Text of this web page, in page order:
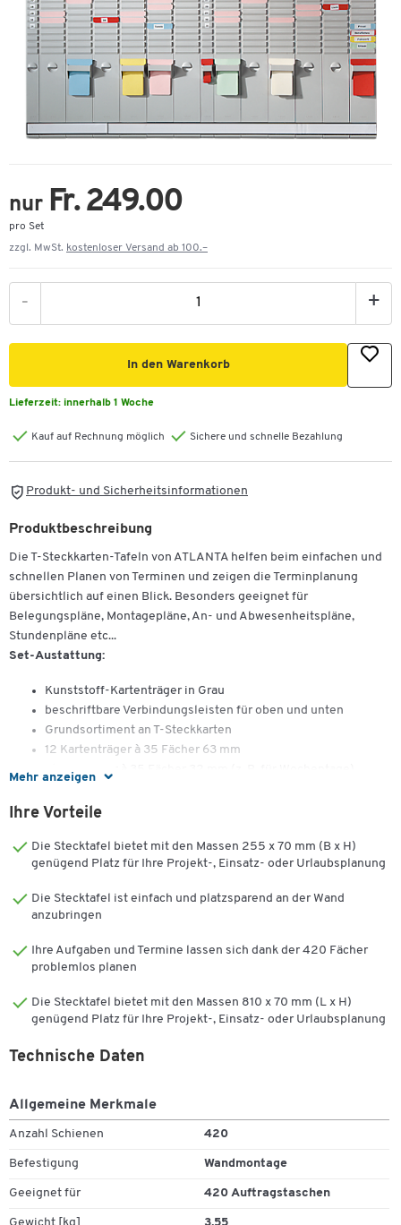
nur Fr. 249.00
pro Set
zzgl. MwSt. kostenloser Versand ab 100.–
- +
In den Warenkorb
Lieferzeit: innerhalb 1 Woche
Kauf auf Rechnung möglich Sichere und schnelle Bezahlung
Produkt- und Sicherheitsinformationen
Mehr anzeigen
Produktbeschreibung
Die T-Steckkarten-Tafeln von ATLANTA helfen beim einfachen und
schnellen Planen von Terminen und zeigen die Terminplanung
übersichtlich auf einen Blick. Besonders geeignet für
Belegungspläne, Montagepläne, An- und Abwesenheitspläne,
Stundenpläne etc...
Set-Austattung:
Kunststoff-Kartenträger in Grau
beschriftbare Verbindungsleisten für oben und unten
Grundsortiment an T-Steckkarten
12 Kartenträger à 35 Fächer 63 mm
plus 2 Träger à 35 Fächer 32 mm (z. B. für Wochentage)
Cremeweiss, Rosa, Rot, Gelb, Grün und Blau
dazu 6 Ersatzkarten- Halter für 63/ 48 mm und 1 Halter für
32/15 mm
Ihre Vorteile
Die Stecktafel bietet mit den Massen 255 x 70 mm (B x H)
genügend Platz für Ihre Projekt-, Einsatz- oder Urlaubsplanung
Die Stecktafel ist einfach und platzsparend an der Wand
anzubringen
Ihre Aufgaben und Termine lassen sich dank der 420 Fächer
problemlos planen
Die Stecktafel bietet mit den Massen 810 x 70 mm (L x H)
genügend Platz für Ihre Projekt-, Einsatz- oder Urlaubsplanung
Technische Daten
Allgemeine Merkmale
Anzahl Schienen 420
Befestigung Wandmontage
Geeignet für 420 Auftragstaschen
Zum Zoomen doppeltippen